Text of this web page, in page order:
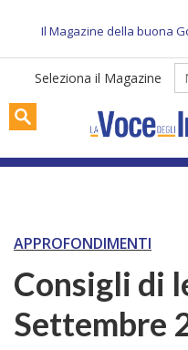
content
Il Magazine della buona
Seleziona il Magazine
APPROFONDIMENTI
Consigli di
Settembre